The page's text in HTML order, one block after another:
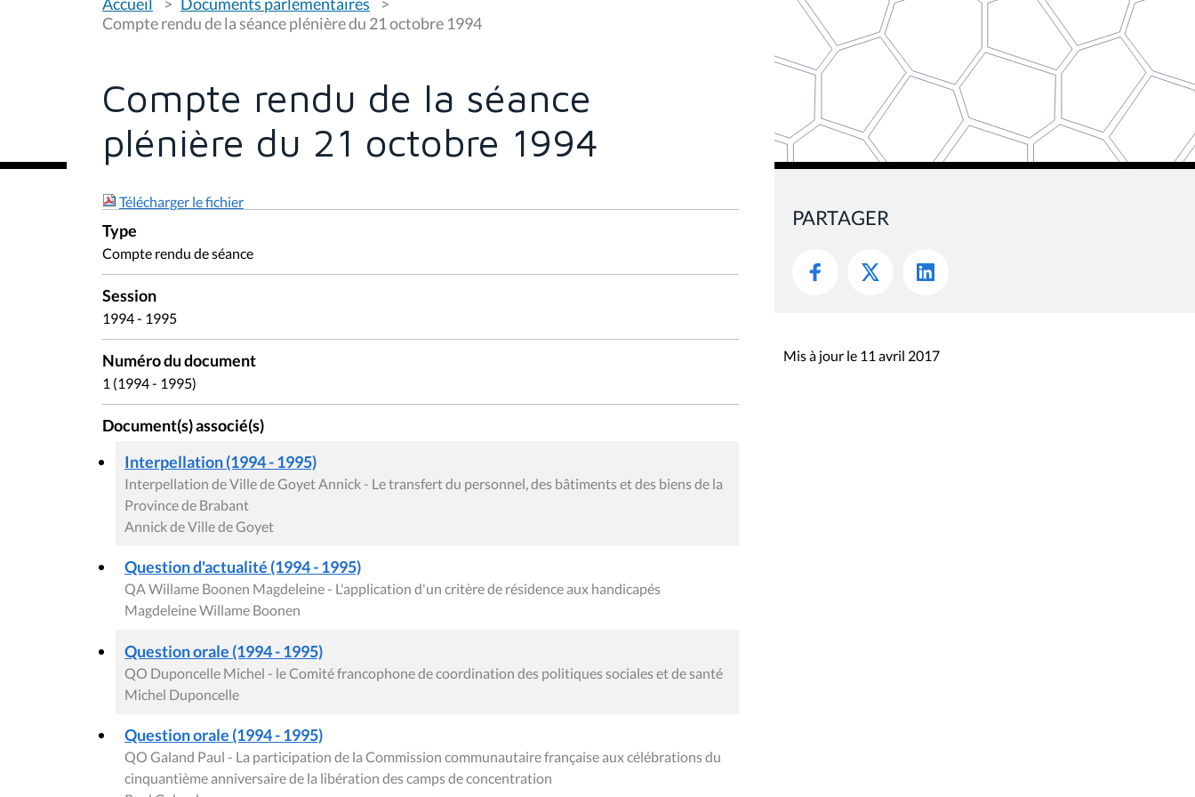
o
u
s
i
:
Accueil
Documents parlementaires
Compte rendu de la séance plénière du 21 octobre 1994
Compte rendu de la séance
plénière du 21 octobre 1994
Télécharger le fichier
Type
Compte rendu de séance
Session
1994 - 1995
Numéro du document
1 (1994 - 1995)
Document(s) associé(s)
Interpellation (1994 - 1995)
Interpellation de Ville de Goyet Annick - Le transfert du personnel, des bâtiments et des biens de la
Province de Brabant
Annick de Ville de Goyet
Question d'actualité (1994 - 1995)
QA Willame Boonen Magdeleine - L'application d'un critère de résidence aux handicapés
Magdeleine Willame Boonen
Question orale (1994 - 1995)
QO Duponcelle Michel - le Comité francophone de coordination des politiques sociales et de santé
Michel Duponcelle
Question orale (1994 - 1995)
QO Galand Paul - La participation de la Commission communautaire française aux célébrations du
cinquantième anniversaire de la libération des camps de concentration
PARTAGER
Mis à jour le 11 avril 2017